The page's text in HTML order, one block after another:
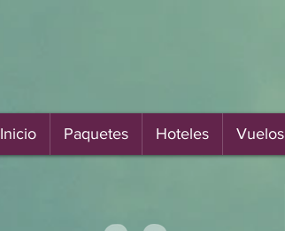
Inicio Paquetes Hoteles Vuelos